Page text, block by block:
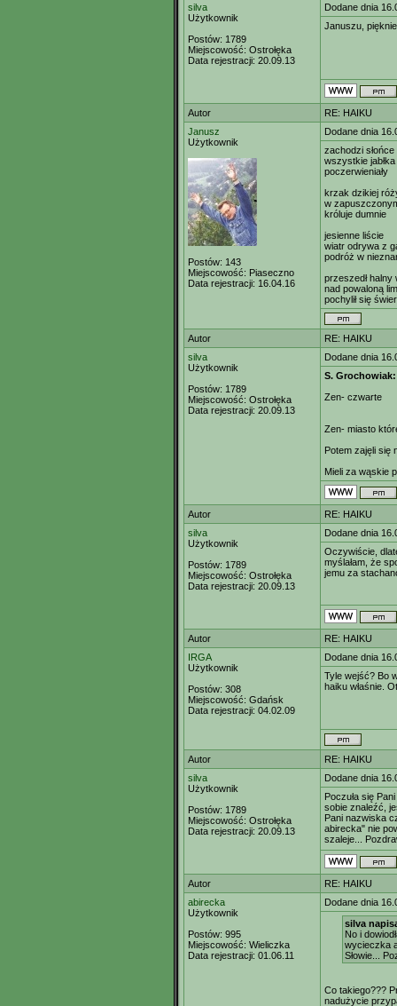
silva
Użytkownik
Postów: 1789
Miejscowość: Ostrołęka
Data rejestracji: 20.09.13
Dodane dnia
Januszu,
Autor
RE: HAIKU
Janusz
Użytkownik
Postów: 143
Miejscowość: Piaseczno
Data rejestracji: 16.04.16
Dodane dnia
zachodzi słońce
wszystkie
poczerwieniały
krzak dzikiej
w
króluje dumnie
jesienne liście
wiatr odrywa z
podróż w
przeszedł halny
nad powaloną
pochylił się
Autor
RE: HAIKU
silva
Użytkownik
Postów: 1789
Miejscowość: Ostrołęka
Data rejestracji: 20.09.13
Dodane dnia
S. Grochowiak:
Zen- czwarte
Zen- miasto
Potem zajęli się
Mieli za wąskie
Autor
RE: HAIKU
silva
Użytkownik
Postów: 1789
Miejscowość: Ostrołęka
Data rejestracji: 20.09.13
Dodane dnia
Oczywiście,
myślałam, że
jemu za
Autor
RE: HAIKU
IRGA
Użytkownik
Postów: 308
Miejscowość: Gdańsk
Data rejestracji: 04.02.09
Dodane dnia
Tyle wejść? Bo
haiku właśnie.
Autor
RE: HAIKU
silva
Użytkownik
Postów: 1789
Miejscowość: Ostrołęka
Data rejestracji: 20.09.13
Dodane dnia
Poczuła się
sobie znaleźć,
Pani nazwiska
abirecka" nie
szaleje...
Autor
RE: HAIKU
abirecka
Użytkownik
Postów: 995
Miejscowość: Wieliczka
Data rejestracji: 01.06.11
Dodane dnia
silva
No i
wycieczka
Słowie...
Co takiego???
nadużycie